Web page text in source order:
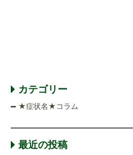
カテゴリー
★症状名★コラム
最近の投稿